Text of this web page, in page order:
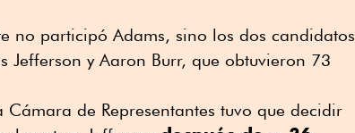
no participó Adams, sino los dos candidatos
Jefferson y Aaron Burr, que obtuvieron 73
de Representantes tuvo que decidir